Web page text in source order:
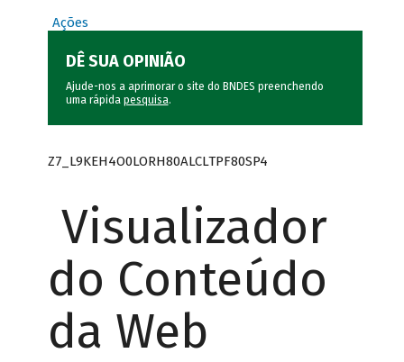
Ações
DÊ SUA OPINIÃO
Ajude-nos a aprimorar o site do BNDES preenchendo
uma rápida pesquisa.
Z7_L9KEH4O0LORH80ALCLTPF80SP4
Visualizador
do Conteúdo
da Web